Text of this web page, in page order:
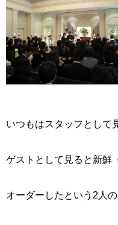
いつもはスタッフとして
ゲストとして見ると新鮮
オーダーしたという2人の